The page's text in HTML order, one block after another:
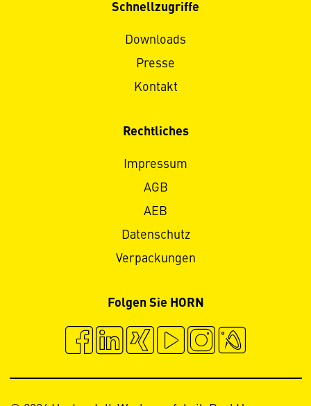
Schnellzugriffe
Downloads
Presse
Kontakt
Rechtliches
Impressum
AGB
AEB
Datenschutz
Verpackungen
Folgen Sie HORN